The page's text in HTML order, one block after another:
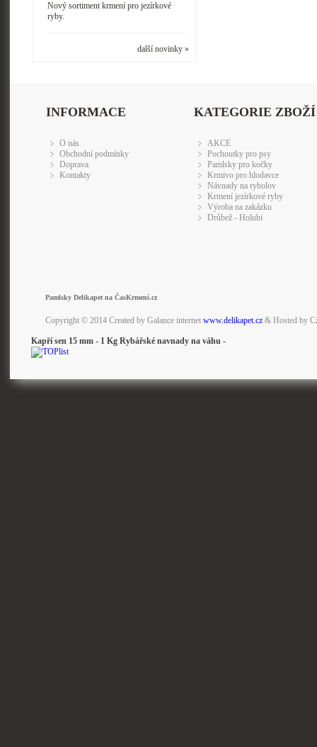
Nový sortiment krmení pro jezírkové
ryby.
další novinky »
INFORMACE
O nás
Obchodní podmínky
Doprava
Kontakty
KATEGORIE ZBOŽÍ
AKCE
Pochoutky pro psy
Pamlsky pro kočky
Krmivo pro hlodavce
Návnady na rybolov
Krmení jezírkové ryby
Výroba na zakázku
Drůbež - Holubi
Pamlsky Delikapet na ČasKrmení.cz
Copyright © 2014 Created by Galance internet www.delikapet.cz& Hosted by
Kapří sen 15 mm - 1 Kg Rybářské navnady na váhu -